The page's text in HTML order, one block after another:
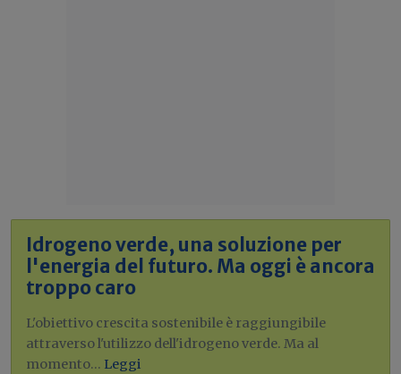
Idrogeno verde, una soluzione per
l'energia del futuro. Ma oggi è ancora
troppo caro
L'obiettivo crescita sostenibile è raggiungibile
attraverso l'utilizzo dell'idrogeno verde. Ma al
momento... Leggi